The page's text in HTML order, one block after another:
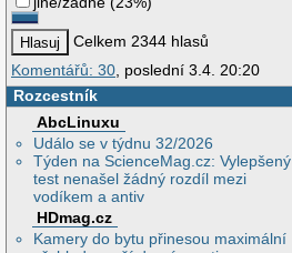
Celkem 2344 hlasů
Komentářů: 30 , poslední 3.4. 20:20
Rozcestník
AbcLinuxu
Událo se v týdnu 32/2026
Týden na ScienceMag.cz: Vylepšený
test nenašel žádný rozdíl mezi
vodíkem a antiv
HDmag.cz
Kamery do bytu přinesou maximální